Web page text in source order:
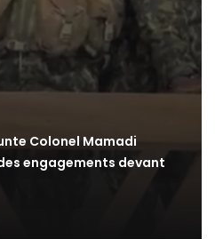
Colonel Mamadi
engagements devant